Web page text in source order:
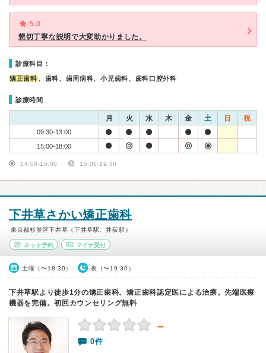
5.0
懇切丁寧な説明で大変助かりました。
診療科目：
矯正歯科 、歯科、歯周病科、小児歯科、歯科口腔外科
診療時間
月 火 水 木 金 土 日 祝
09:30-13:00
15:00-18:00
14:00-16:00 15:00-19:30
下井草さかい矯正歯科
東京都杉並区下井草（下井草駅、井荻駅）
ネット予約 マイナ受付
土曜（〜18:30） 夜（〜19:30）
下井草駅より徒歩1分の矯正歯科。矯正歯科認定医による治療。先端医療
機器を完備。初回カウンセリング無料
－
0件